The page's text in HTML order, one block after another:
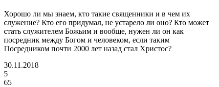
Хорошо ли мы знаем, кто такие священники и в чем их
служение? Кто его придумал, не устарело ли оно? Кто может
стать служителем Божьим и вообще, нужен ли он как
посредник между Богом и человеком, если таким
Посредником почти 2000 лет назад стал Христос?
30.11.2018
5
65